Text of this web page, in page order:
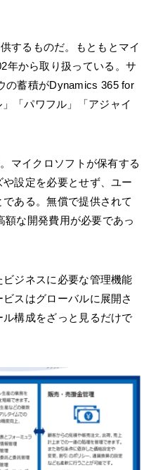
するものだ。もともとマイ
年から取り扱っている。サ
の蓄積がDynamics 365 for
「パワフル」「アジャイ
マイクロソフトが保有する
設定を必要とせず、ユー
ある。無償で提供されて
額な開発費用が必要であっ
ジネスに必要な管理機能
スはグローバルに展開さ
構成をざっと見るだけで